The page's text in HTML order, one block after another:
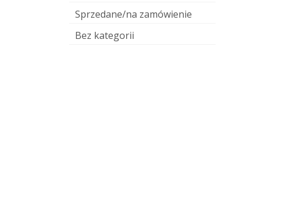
Sprzedane/na zamówienie
Bez kategorii